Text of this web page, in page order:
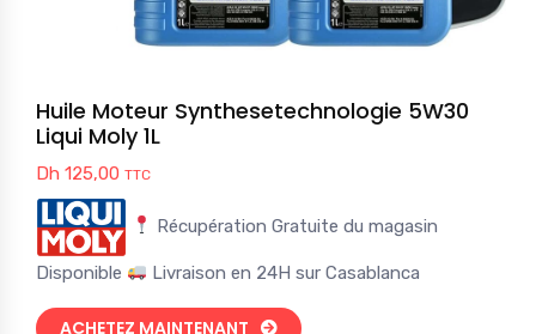
Huile Moteur Synthesetechnologie 5W30
Liqui Moly 1L
Dh 125,00 TTC
Récupération Gratuite du magasin
Disponible Livraison en 24H sur Casablanca
ACHETEZ MAINTENANT